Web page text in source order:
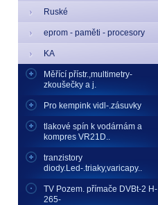
Ruské
eprom - paměti - procesory
KA
Měřící přístr.,multimetry-
zkoušečky a j.
Pro kempink vidl-.zásuvky
tlakové spín k vodárnám a
kompres VR21D..
tranzistory
diody.Led-.triaky,varicapy..
TV Pozem. přímače DVBt-2 H-
265-